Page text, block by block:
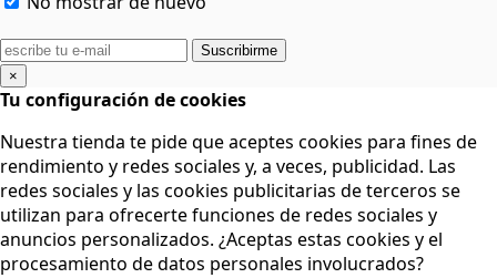
Suscribirme
×
Tu configuración de cookies
Nuestra tienda te pide que aceptes cookies para fines de
rendimiento y redes sociales y, a veces, publicidad. Las
redes sociales y las cookies publicitarias de terceros se
utilizan para ofrecerte funciones de redes sociales y
anuncios personalizados. ¿Aceptas estas cookies y el
procesamiento de datos personales involucrados?